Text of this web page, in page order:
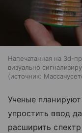
Напечатанная на 3d-
визуально
источник:
Ученые
упростить ввод
расширить